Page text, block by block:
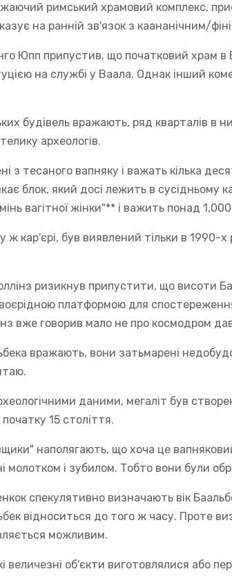
римський храмовий комплекс,
на ранній зв'язок з каананічним/
Юпп припустив, що початковий храм в
на службі у Ваала. Однак інший
будівель вражають, ряд кварталів в
археологів.
з тесаного вапняку і важать кілька
блок, який досі лежить в сусідньому
вагітної жінки"** і важить понад
ж кар'єрі, був виявлений тільки в 1990-
ризикнув припустити, що висоти
платформою для
вже говорив мало не про космодром
вражають, вони затьмарені
даними, мегаліт був
15 століття.
наполягають, що хоча це
молотком і зубилом. Тобто вони були
спекулятивно визначають вік
відноситься до того ж часу. Проте
можливим.
величезні об'єкти виготовлялися або